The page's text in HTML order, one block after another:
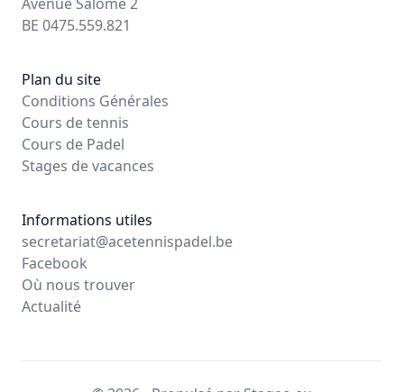
BE 0475.559.821
Plan du site
Conditions Générales
Cours de tennis
Cours de Padel
Stages de vacances
Informations utiles
secretariat@acetennispadel.be
Facebook
Où nous trouver
Actualité